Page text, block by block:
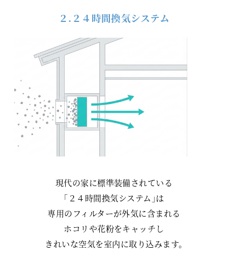
２.２４時間換気システム
現代の家に標準装備されている
「２４時間換気システム」は
専用のフィルターが外気に含まれる
ホコリや花粉をキャッチし
きれいな空気を室内に取り込みます。